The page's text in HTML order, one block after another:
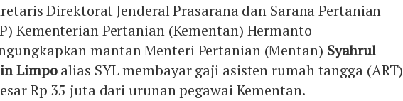
Direktorat Jenderal Prasarana dan Sarana Pertanian
Kementerian Pertanian (Kementan) Hermanto
mantan Menteri Pertanian (Mentan) Syahrul
Limpoalias SYL membayar gaji asisten rumah tangga (ART)
Rp 35 juta dari urunan pegawai Kementan.